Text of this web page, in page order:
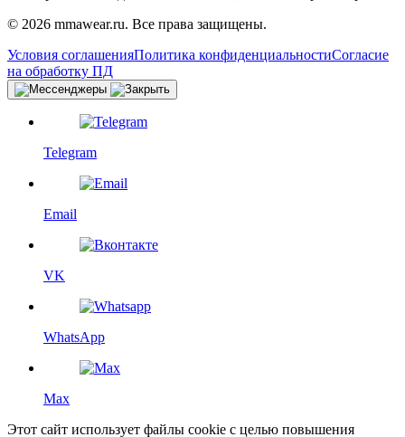
© 2026 mmawear.ru. Все права защищены.
Условия соглашенияПолитика конфиденциальностиСогласие
на обработку ПД
Telegram
Email
VK
WhatsApp
Max
Этот сайт использует файлы cookie с целью повышения